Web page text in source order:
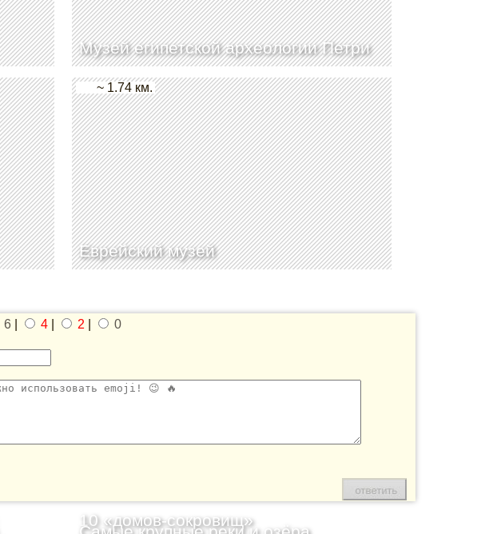
Музей египетской археологии Петри
Еврейский музей
~ 1.74 км.
6| 4| 2
0
10 «домов-сокровищ»